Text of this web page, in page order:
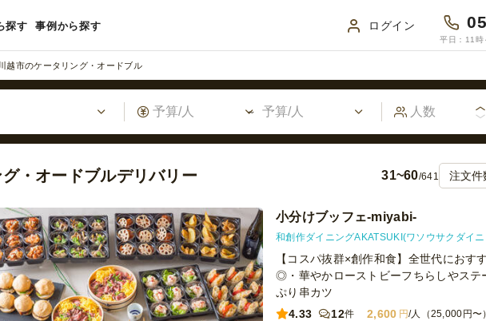
探す 事例から探す ログイン
平日：11
越市のケータリング・オードブル
・オードブルデリバリー 31~60/641
小分けブッフェ-miyabi-
和創作ダイニングAKATSUKI(ワソウサクダイ
【コスパ抜群×創作和食】全世代におす
◎・華やかローストビーフちらしやステ
ぷり串カツ
4.33
12件 2,600 円/人（25,000円〜）